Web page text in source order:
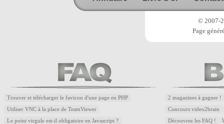
© 2007-
Page
Trouver et télécharger le favicon d'une page en PHP
Utiliser VNC à la place de TeamViewer
Le point virgule est-il obligatoire en Javascript ?
2 magazines à gagner !
Concours video2brain
Découvrez les FAQ !